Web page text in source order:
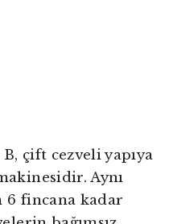
çift cezveli yapıya
Aynı
6 fincana kadar